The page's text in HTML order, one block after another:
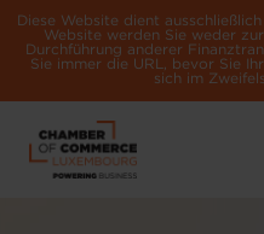
Diese Website dient
Website werden Sie weder
Durchführung anderer
Sie immer die URL, bevor Sie
sich im